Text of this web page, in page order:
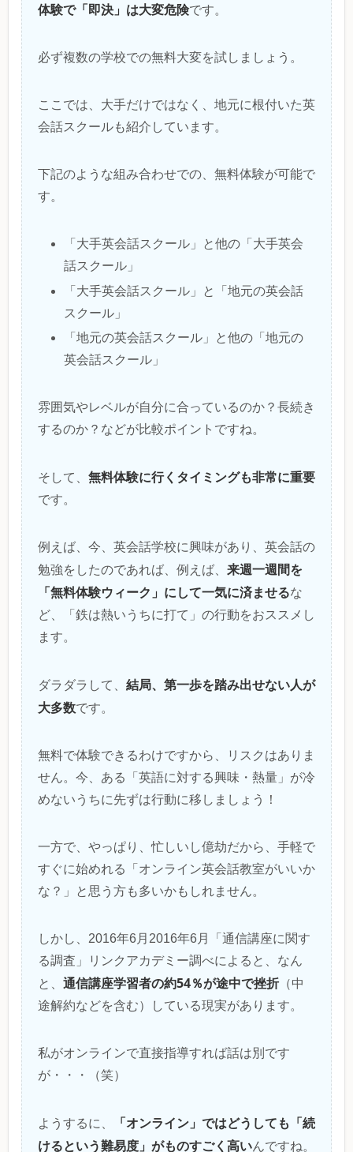
体験で「即決」は大変危険です。
必ず複数の学校での無料大変を試しましょう。
ここでは、大手だけではなく、地元に根付いた英
会話スクールも紹介しています。
下記のような組み合わせでの、無料体験が可能で
す。
「大手英会話スクール」と他の「大手英会
話スクール」
「大手英会話スクール」と「地元の英会話
スクール」
「地元の英会話スクール」と他の「地元の
英会話スクール」
雰囲気やレベルが自分に合っているのか？長続き
するのか？などが比較ポイントですね。
そして、 無料体験に行くタイミングも非常に重要
です。
例えば、今、英会話学校に興味があり、英会話の
勉強をしたのであれば、例えば、 来週一週間を
「無料体験ウィーク」にして一気に済ませるな
ど、「鉄は熱いうちに打て」の行動をおススメし
ます。
ダラダラして、 結局、第一歩を踏み出せない人が
大多数です。
無料で体験できるわけですから、リスクはありま
せん。今、ある「英語に対する興味・熱量」が冷
めないうちに先ずは行動に移しましょう！
一方で、やっぱり、忙しいし億劫だから、手軽で
すぐに始めれる「オンライン英会話教室がいいか
な？」と思う方も多いかもしれません。
しかし、2016年6月2016年6月「通信講座に関す
る調査」リンクアカデミー調べによると、なん
と、 通信講座学習者の約54％が途中で挫折 （中
途解約などを含む）している現実があります。
私がオンラインで直接指導すれば話は別です
が・・・（笑）
ようするに、
「オンライン」ではどうしても「続
けるという難易度」がものすごく高いんですね。